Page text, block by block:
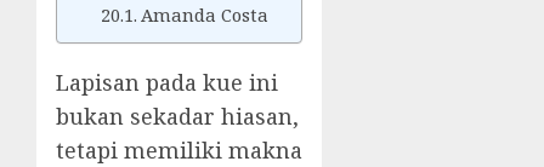
Amanda Costa
Lapisan pada kue ini
bukan sekadar hiasan,
tetapi memiliki makna